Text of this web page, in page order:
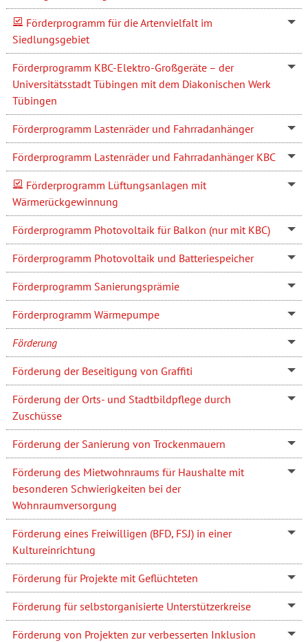
Förderprogramm für die Artenvielfalt im
Siedlungsgebiet
Förderprogramm KBC-Elektro-Großgeräte – der
Universitätsstadt Tübingen mit dem Diakonischen Werk
Tübingen
Förderprogramm Lastenräder und Fahrradanhänger
Förderprogramm Lastenräder und Fahrradanhänger KBC
Förderprogramm Lüftungsanlagen mit
Wärmerückgewinnung
Förderprogramm Photovoltaik für Balkon (nur mit KBC)
Förderprogramm Photovoltaik und Batteriespeicher
Förderprogramm Sanierungsprämie
Förderprogramm Wärmepumpe
Förderung
Förderung der Beseitigung von Graffiti
Förderung der Orts- und Stadtbildpflege durch
Zuschüsse
Förderung der Sanierung von Trockenmauern
Förderung des Mietwohnraums für Haushalte mit
besonderen Schwierigkeiten bei der
Wohnraumversorgung
Förderung eines Freiwilligen (BFD, FSJ) in einer
Kultureinrichtung
Förderung für Projekte mit Geflüchteten
Förderung für selbstorganisierte Unterstützerkreise
Förderung von Projekten zur verbesserten Inklusion